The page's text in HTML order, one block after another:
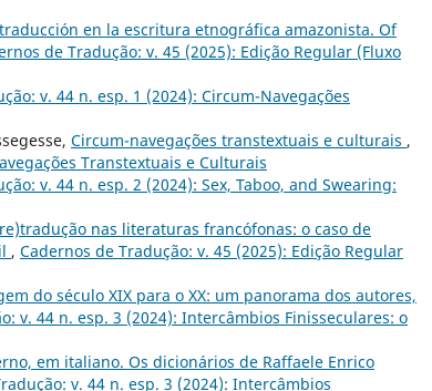
en la escritura etnográfica amazonista. Of
de Tradução: v. 45 (2025): Edição Regular (Fluxo
v. 44 n. esp. 1 (2024): Circum-Navegações
Circum-navegações transtextuais e culturais ,
Transtextuais e Culturais
v. 44 n. esp. 2 (2024): Sex, Taboo, and Swearing:
nas literaturas francófonas: o caso de
, Cadernos de Tradução: v. 45 (2025): Edição Regular
do século XIX para o XX: um panorama dos autores,
v. 44 n. esp. 3 (2024): Intercâmbios Finisseculares: o
em italiano. Os dicionários de Raffaele Enrico
v. 44 n. esp. 3 (2024): Intercâmbios